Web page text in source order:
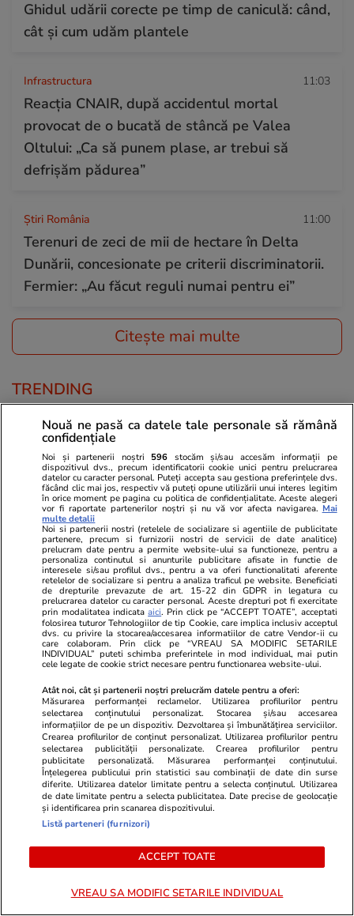
Ghidul udării corecte pe timp de caniculă: când,
cât şi cum udăm plantele
Infrastructura 11:03
Reacția CNAIR, după accidentul mortal
provocat de o bucată de stâncă pe Valea
Oltului: „Ca să punem plase, ar trebui să
defrișăm pădurea”
Știri România 11:00
Terenuri de zeci de mii de hectare în Delta
Dunării, concesionate pe criterii discriminatorii.
Fermier: „Au făcut reguli numai pentru ei”
Citește mai multe
TRENDING
Știri Externe 06:30
Savantul rus care făcea motoarele pentru
rachete strategice și bombardiere a fost
lichidat: „Operațiune secretă a unităților lui
Budanov”
Știri Externe 20 iul.
Amenințarea lui Donald Trump, după ce mai
mulți soldați americani au fost omorâți în
ultimele zile de atacuri iraniene
Artistul din România care merge la concerte cu
elicopterul: „Nu este despre lux, ci despre
eficiență”
Horoscop 20 iul.
Horoscop 21 iulie 2026. Taurii au șansa de a
îmbunătățire a situației financiare
Nouă ne pasă ca datele tale personale să rămână
confidențiale
Noi și partenerii noștri 596 stocăm și/sau accesăm informații pe
dispozitivul dvs., precum identificatorii cookie unici pentru prelucrarea
datelor cu caracter personal. Puteți accepta sau gestiona preferințele dvs.
făcând clic mai jos, respectiv vă puteți opune utilizării unui interes legitim
în orice moment pe pagina cu politica de confidențialitate. Aceste alegeri
vor fi raportate partenerilor noștri și nu vă vor afecta navigarea. Mai
multe detalii
Noi si partenerii nostri (retelele de socializare si agentiile de publicitate
partenere, precum si furnizorii nostri de servicii de date analitice)
prelucram date pentru a permite website-ului sa functioneze, pentru a
personaliza continutul si anunturile publicitare afisate in functie de
interesele si/sau profilul dvs., pentru a va oferi functionalitati aferente
retelelor de socializare si pentru a analiza traficul pe website. Beneficiati
de drepturile prevazute de art. 15-22 din GDPR in legatura cu
prelucrarea datelor cu caracter personal. Aceste drepturi pot fi exercitate
prin modalitatea indicataaici. Prin click pe “ACCEPT TOATE”, acceptati
folosirea tuturor Tehnologiilor de tip Cookie, care implica inclusiv acceptul
dvs. cu privire la stocarea/accesarea informatiilor de catre Vendor-ii cu
care colaboram. Prin click pe “VREAU SA MODIFIC SETARILE
INDIVIDUAL” puteti schimba preferintele in mod individual, mai putin
cele legate de cookie strict necesare pentru functionarea website-ului.
Atât noi, cât și partenerii noștri prelucrăm datele pentru a oferi:
Măsurarea performanței reclamelor. Utilizarea profilurilor pentru
selectarea conținutului personalizat. Stocarea și/sau accesarea
informațiilor de pe un dispozitiv. Dezvoltarea și îmbunătățirea serviciilor.
Crearea profilurilor de conținut personalizat. Utilizarea profilurilor pentru
selectarea publicității personalizate. Crearea profilurilor pentru
publicitate personalizată. Măsurarea performanței conținutului.
Înțelegerea publicului prin statistici sau combinații de date din surse
diferite. Utilizarea datelor limitate pentru a selecta conținutul. Utilizarea
de date limitate pentru a selecta publicitatea. Date precise de geolocație
și identificarea prin scanarea dispozitivului.
Listă parteneri (furnizori)
ACCEPT TOATE
VREAU SA MODIFIC SETARILE INDIVIDUAL